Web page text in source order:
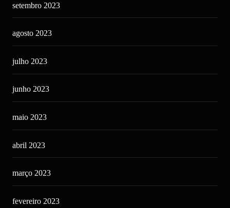
setembro 2023
agosto 2023
julho 2023
junho 2023
maio 2023
abril 2023
março 2023
fevereiro 2023